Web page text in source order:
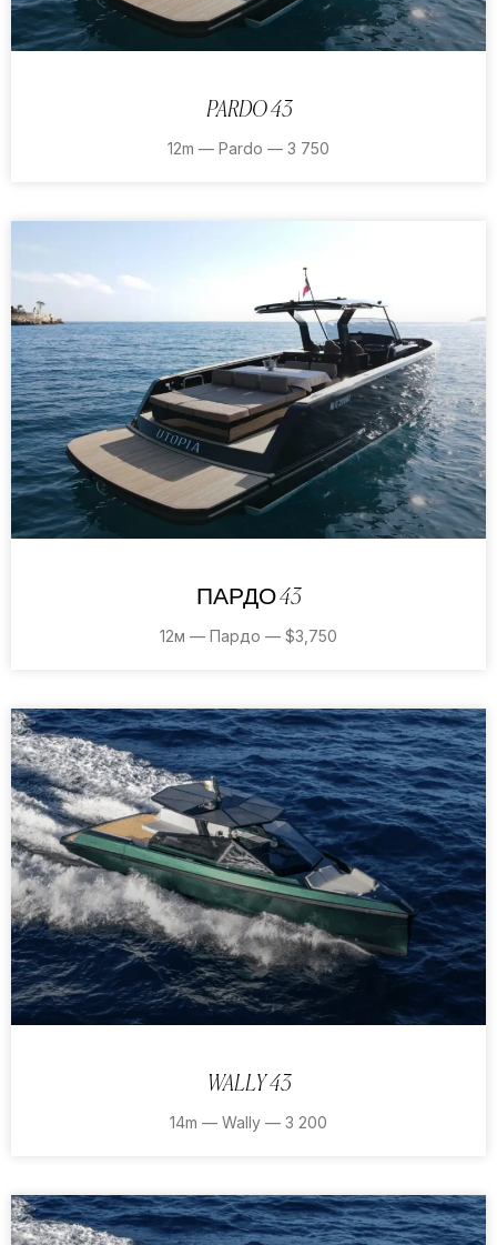
PARDO 43
12m — Pardo — 3 750
ПАРДО 43
12м — Пардо — $3,750
WALLY 43
14m — Wally — 3 200